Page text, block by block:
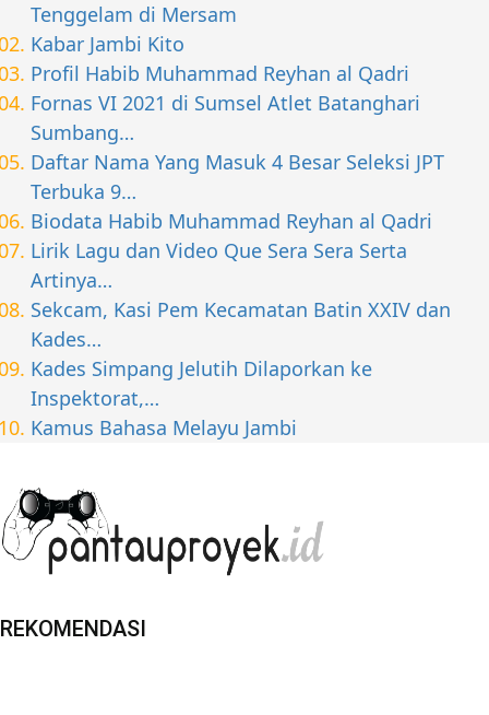
Tenggelam di Mersam
Kabar Jambi Kito
Profil Habib Muhammad Reyhan al Qadri
Fornas VI 2021 di Sumsel Atlet Batanghari
Sumbang…
Daftar Nama Yang Masuk 4 Besar Seleksi JPT
Terbuka 9…
Biodata Habib Muhammad Reyhan al Qadri
Lirik Lagu dan Video Que Sera Sera Serta
Artinya…
Sekcam, Kasi Pem Kecamatan Batin XXIV dan
Kades…
Kades Simpang Jelutih Dilaporkan ke
Inspektorat,…
Kamus Bahasa Melayu Jambi
REKOMENDASI